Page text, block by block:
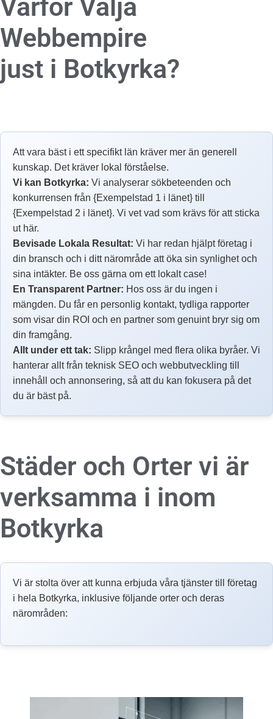
Varför Välja
Webbempire
just i Botkyrka?
Att vara bäst i ett specifikt län kräver mer än generell
kunskap. Det kräver lokal förståelse.
Vi kan Botkyrka: Vi analyserar sökbeteenden och
konkurrensen från {Exempelstad 1 i länet} till
{Exempelstad 2 i länet}. Vi vet vad som krävs för att sticka
ut här.
Bevisade Lokala Resultat: Vi har redan hjälpt företag i
din bransch och i ditt närområde att öka sin synlighet och
sina intäkter. Be oss gärna om ett lokalt case!
En Transparent Partner: Hos oss är du ingen i
mängden. Du får en personlig kontakt, tydliga rapporter
som visar din ROI och en partner som genuint bryr sig om
din framgång.
Allt under ett tak: Slipp krångel med flera olika byråer. Vi
hanterar allt från teknisk SEO och webbutveckling till
innehåll och annonsering, så att du kan fokusera på det
du är bäst på.
Städer och Orter vi är
verksamma i inom
Botkyrka
Vi är stolta över att kunna erbjuda våra tjänster till företag
i hela Botkyrka, inklusive följande orter och deras
närområden: